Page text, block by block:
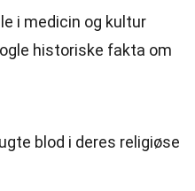
i medicin og kultur
historiske fakta om
blod i deres religiøse